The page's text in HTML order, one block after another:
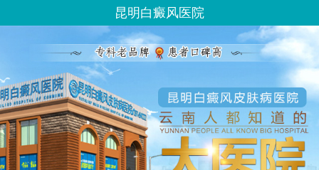
昆明白癜风医院